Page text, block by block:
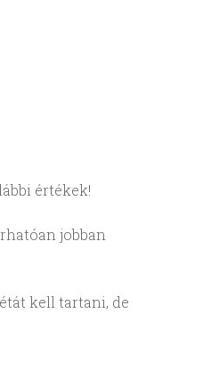
értékek!
jobban
kell tartani, de